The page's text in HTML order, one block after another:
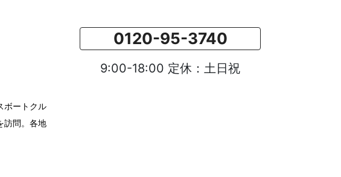
0120-95-3740
9:00-18:00 定休：土日祝
ボートクル
訪問。各地